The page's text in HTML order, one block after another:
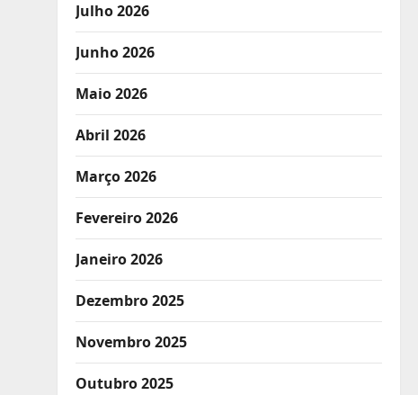
Julho 2026
Junho 2026
Maio 2026
Abril 2026
Março 2026
Fevereiro 2026
Janeiro 2026
Dezembro 2025
Novembro 2025
Outubro 2025